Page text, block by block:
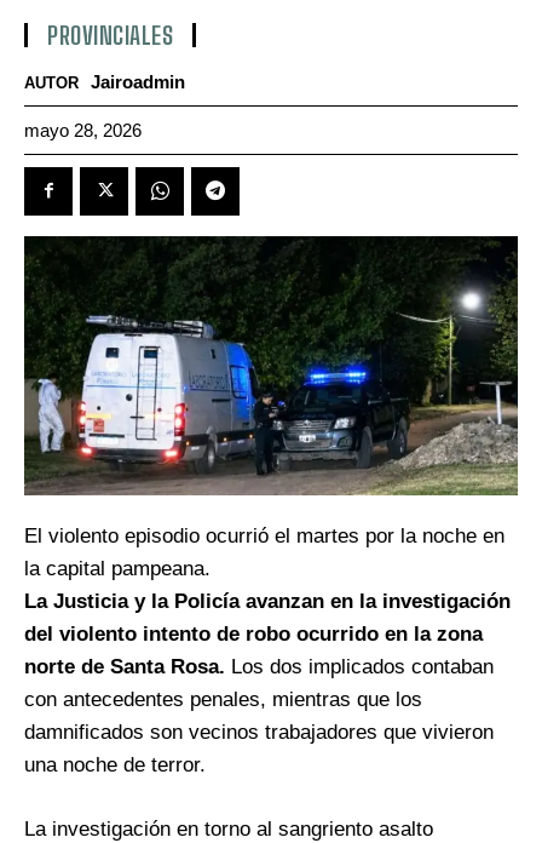
PROVINCIALES
AUTOR Jairoadmin
mayo 28, 2026
El violento episodio ocurrió el martes por la noche en
la capital pampeana.
La Justicia y la Policía avanzan en la investigación
del violento intento de robo ocurrido en la zona
norte de Santa Rosa. Los dos implicados contaban
con antecedentes penales, mientras que los
damnificados son vecinos trabajadores que vivieron
una noche de terror.
La investigación en torno al sangriento asalto